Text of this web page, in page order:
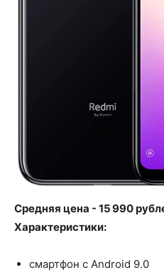
Средняя цена - 15 990
Характеристики:
смартфон с Android 9.0